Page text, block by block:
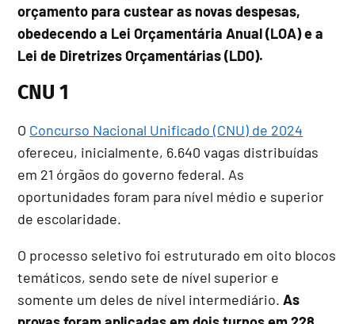
orçamento para custear as novas despesas,
obedecendo a Lei Orçamentária Anual (LOA) e a
Lei de Diretrizes Orçamentárias (LDO).
CNU 1
O Concurso Nacional Unificado (CNU) de 2024
ofereceu, inicialmente, 6.640 vagas distribuídas
em 21 órgãos do governo federal. As
oportunidades foram para nível médio e superior
de escolaridade.
O processo seletivo foi estruturado em oito blocos
temáticos, sendo sete de nível superior e
somente um deles de nível intermediário.As